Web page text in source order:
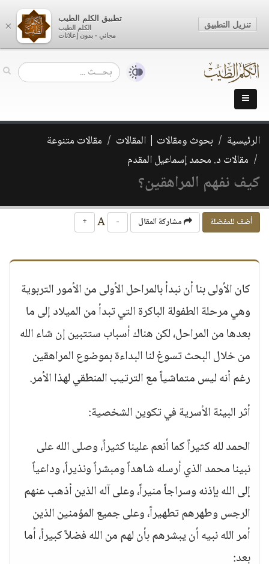
الرئيسية بحوث ومقالات | المقالات
مقالات متنوعة
مقالات د. محمد إسماعيل المقدم
كيف نفهم المراهقين؟
أضف للمفضلة مشاركة المقال -
+
كان الأولى بنا أن نبدأ بالمراحل الأولى من الأمور التربوية
وهي مرحلة الطفولة الباكرة التي تبدأ من الميلاد إلى ما
بعدها من المراحل، لكن هناك أسباب ستتبين إن شاء الله
من خلال البحث تسوغ لنا البداءة بموضوع المراهقين
رغم أنه ليس متماشياً مع الترتيب المنطقي لهذا الأمر.
أثر البيئة الأسرية في تكوين الشخصية:
الحمد لله كثيراً كما أنعم علينا كثيراً، وصلى الله على
نبينا محمد الذي أرسله شاهداً ومبشراً ونذيراً، وداعياً
إلى الله بإذنه وسراجاً منيراً، وعلى آله الذين أذهب عنهم
الرجس وطهرهم تطهيراً، وعلى جميع المؤمنين الذين
أمر الله نبيه أن يبشرهم بأن لهم من الله فضلاً كبيراً، أما
بعد:
×
تطبيق الكلم الطيب
الكلم الطيب
مجاني - بدون إعلانات
تنزيل التطبيق